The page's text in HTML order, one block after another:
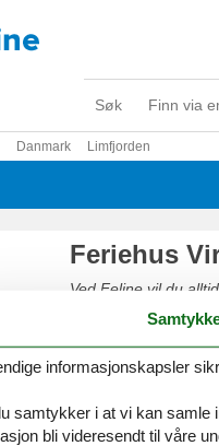
Søk Finn via
Danmark Limfjorden
Feriehus
Ved Feline vil du
enkelt og sikkert på
informasjonskapsler
samtykker i at vi kan samle
bli videresendt til våre